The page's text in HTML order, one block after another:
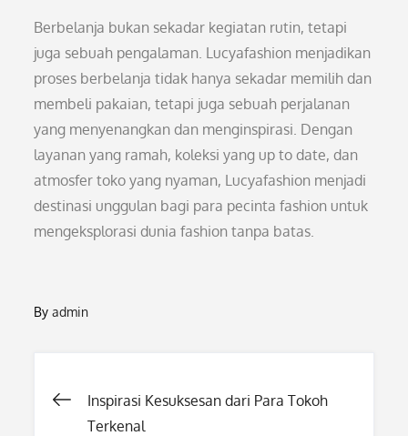
Berbelanja bukan sekadar kegiatan rutin, tetapi
juga sebuah pengalaman. Lucyafashion menjadikan
proses berbelanja tidak hanya sekadar memilih dan
membeli pakaian, tetapi juga sebuah perjalanan
yang menyenangkan dan menginspirasi. Dengan
layanan yang ramah, koleksi yang up to date, dan
atmosfer toko yang nyaman, Lucyafashion menjadi
destinasi unggulan bagi para pecinta fashion untuk
mengeksplorasi dunia fashion tanpa batas.
Byadmin
Post
Inspirasi Kesuksesan dari Para Tokoh
Terkenal